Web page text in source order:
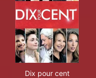
Dix pour cent